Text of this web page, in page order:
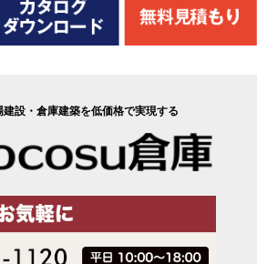
建設・倉庫建築を低価格で実現する